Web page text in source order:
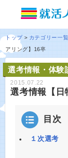
トップ カテゴリー一覧
アリング】16卒
選考情報・体験
2015.07.22
選考情報【日
目次
１次選考